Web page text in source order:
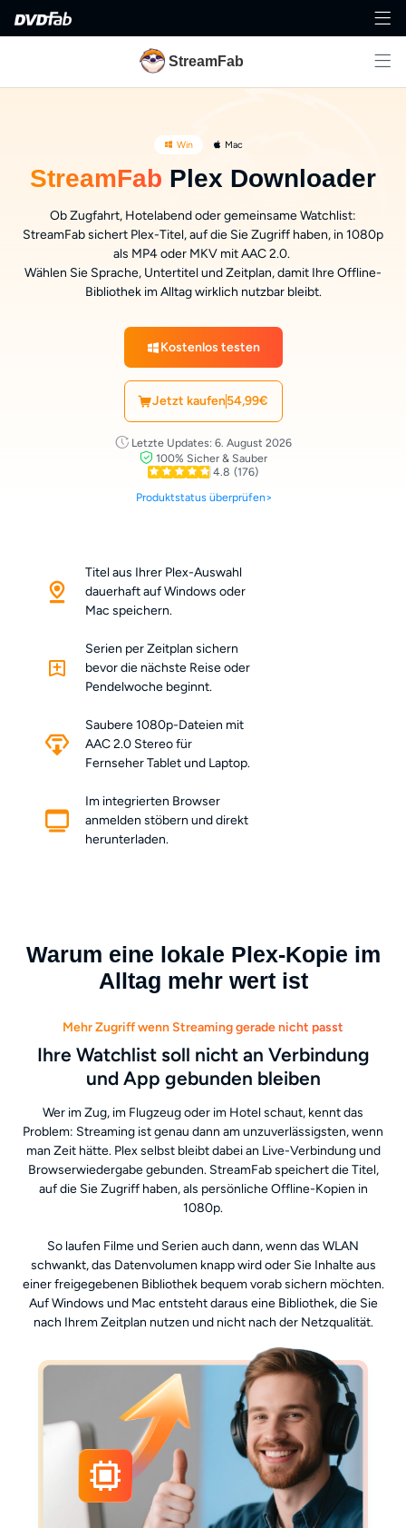
StreamFab
Win Mac
StreamFab Plex Downloader
Ob Zugfahrt, Hotelabend oder gemeinsame Watchlist:
StreamFab sichert Plex-Titel, auf die Sie Zugriff haben, in 1080p
als MP4 oder MKV mit AAC 2.0.
Wählen Sie Sprache, Untertitel und Zeitplan, damit Ihre Offline-
Bibliothek im Alltag wirklich nutzbar bleibt.
Kostenlos testen
Jetzt kaufen54,99€
Letzte Updates: 6. August 2026
100% Sicher & Sauber
4.8 (176)
Produktstatus überprüfen>
Titel aus Ihrer Plex-Auswahl
dauerhaft auf Windows oder
Mac speichern.
Serien per Zeitplan sichern
bevor die nächste Reise oder
Pendelwoche beginnt.
Saubere 1080p-Dateien mit
AAC 2.0 Stereo für
Fernseher Tablet und Laptop.
Im integrierten Browser
anmelden stöbern und direkt
herunterladen.
Warum eine lokale Plex-Kopie im
Alltag mehr wert ist
Mehr Zugriff wenn Streaming gerade nicht passt
Ihre Watchlist soll nicht an Verbindung
und App gebunden bleiben
Wer im Zug, im Flugzeug oder im Hotel schaut, kennt das
Problem: Streaming ist genau dann am unzuverlässigsten, wenn
man Zeit hätte. Plex selbst bleibt dabei an Live-Verbindung und
Browserwiedergabe gebunden. StreamFab speichert die Titel,
auf die Sie Zugriff haben, als persönliche Offline-Kopien in
1080p.
So laufen Filme und Serien auch dann, wenn das WLAN
schwankt, das Datenvolumen knapp wird oder Sie Inhalte aus
einer freigegebenen Bibliothek bequem vorab sichern möchten.
Auf Windows und Mac entsteht daraus eine Bibliothek, die Sie
nach Ihrem Zeitplan nutzen und nicht nach der Netzqualität.